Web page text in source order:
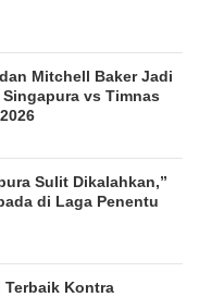
Mitchell Baker Jadi
vs Timnas
Sulit Dikalahkan,”
di Laga Penentu
Terbaik Kontra